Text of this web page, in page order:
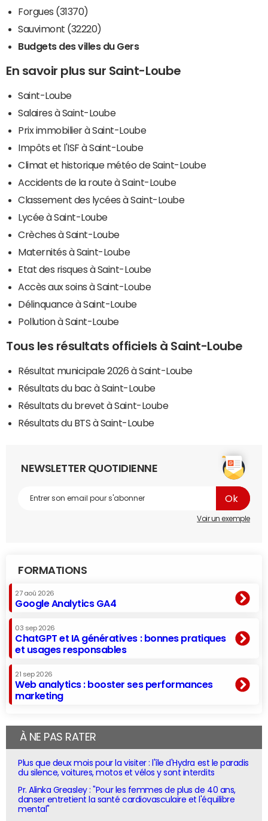
Forgues (31370)
Sauvimont (32220)
Budgets des villes du Gers
En savoir plus sur Saint-Loube
Saint-Loube
Salaires à Saint-Loube
Prix immobilier à Saint-Loube
Impôts et l'ISF à Saint-Loube
Climat et historique météo de Saint-Loube
Accidents de la route à Saint-Loube
Classement des lycées à Saint-Loube
Lycée à Saint-Loube
Crèches à Saint-Loube
Maternités à Saint-Loube
Etat des risques à Saint-Loube
Accès aux soins à Saint-Loube
Délinquance à Saint-Loube
Pollution à Saint-Loube
Tous les résultats officiels à Saint-Loube
Résultat municipale 2026 à Saint-Loube
Résultats du bac à Saint-Loube
Résultats du brevet à Saint-Loube
Résultats du BTS à Saint-Loube
NEWSLETTER QUOTIDIENNE
Voir un exemple
FORMATIONS
27 aoû 2026
Google Analytics GA4
03 sep 2026
ChatGPT et IA génératives : bonnes pratiques
et usages responsables
21 sep 2026
Web analytics : booster ses performances
marketing
À NE PAS RATER
Plus que deux mois pour la visiter : l'île d'Hydra est le paradis
du silence, voitures, motos et vélos y sont interdits
Pr. Alinka Greasley : "Pour les femmes de plus de 40 ans,
danser entretient la santé cardiovasculaire et l'équilibre
mental"